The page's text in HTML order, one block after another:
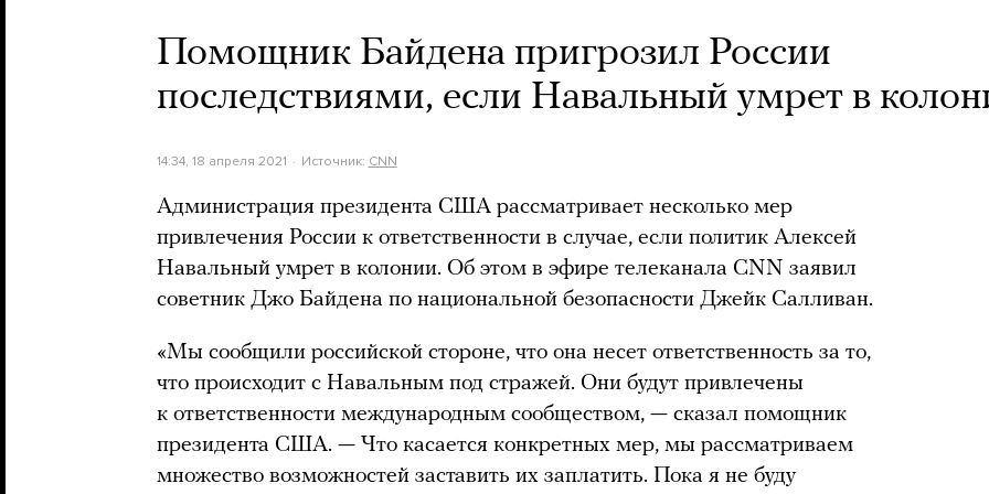
Помощник Байдена пригрозил России
последствиями, если Навальный умрет в
14:34, 18 апреля 2021 Источник: CNN
Администрация президента США рассматривает несколько мер
привлечения России к ответственности в случае, если политик Алексей
Навальный умрет в колонии. Об этом в эфире телеканала CNN заявил
советник Джо Байдена по национальной безопасности Джейк Салливан.
«Мы сообщили российской стороне, что она несет ответственность за то,
что происходит с Навальным под стражей. Они будут привлечены
к ответственности международным сообществом, — сказал помощник
президента США. — Что касается конкретных мер, мы рассматриваем
множество возможностей заставить их заплатить. Пока я не буду